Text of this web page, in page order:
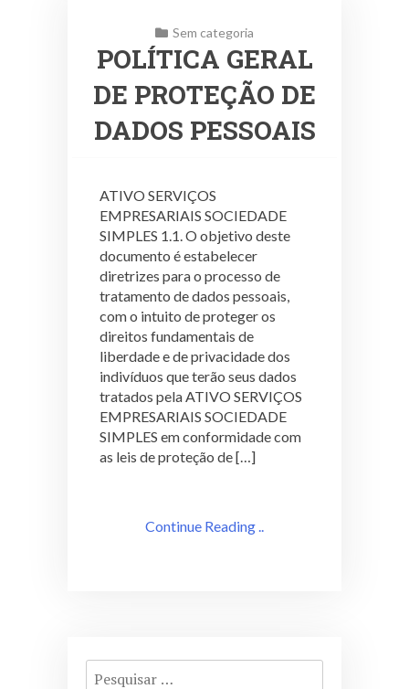
Sem categoria
POLÍTICA GERAL
DE PROTEÇÃO DE
DADOS PESSOAIS
ATIVO SERVIÇOS
EMPRESARIAIS SOCIEDADE
SIMPLES 1.1. O objetivo deste
documento é estabelecer
diretrizes para o processo de
tratamento de dados pessoais,
com o intuito de proteger os
direitos fundamentais de
liberdade e de privacidade dos
indivíduos que terão seus dados
tratados pela ATIVO SERVIÇOS
EMPRESARIAIS SOCIEDADE
SIMPLES em conformidade com
as leis de proteção de […]
Continue Reading ..